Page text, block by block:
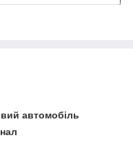
автомобіль